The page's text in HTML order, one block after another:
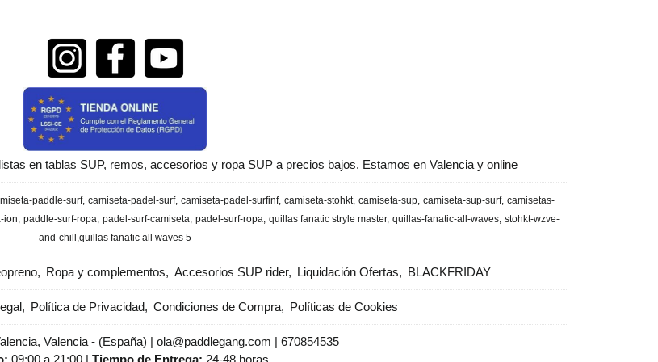
en tablas SUP, remos, accesorios y ropa SUP a precios bajos. Estamos en Valencia y online
paddle-surf camiseta-padel-surf camiseta-padel-surfinf camiseta-stohkt camiseta-sup camiseta-sup-surf camisetas-
ion paddle-surf-ropa padel-surf-camiseta padel-surf-ropa quillas fanatic stryle master quillas-fanatic-all-waves stohkt-wzve-
and-chill
​quillas fanatic all waves 5
Ropa y complementos Accesorios SUP rider Liquidación Ofertas BLACKFRIDAY
Política de Privacidad Condiciones de Compra Políticas de Cookies
Valencia - (España) | ola@paddlegang.com |670854535
09:00 a 21:00 |Tiempo de Entrega: 24-48 horas